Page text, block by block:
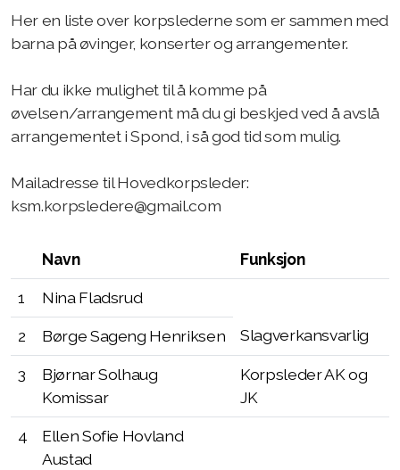
Her en liste over korpslederne som er sammen med
barna på øvinger, konserter og arrangementer.
Har du ikke mulighet til å komme på
øvelsen/arrangement må du gi beskjed ved å avslå
arrangementet i Spond, i så god tid som mulig.
Mailadresse til Hovedkorpsleder:
ksm.korpsledere@gmail.com
Navn Funksjon
1 Nina Fladsrud
2 Børge Sageng Henriksen Slagverkansvarlig
3
Bjørnar Solhaug
Komissar
Korpsleder AK og
JK
4
Ellen Sofie Hovland
Austad
Repertoar og noter
Instrumentinformasjon
Loppemarked
Medaljer og stjerner
Dirigenter og instruktører
Korpsledere
Innmeldingsskjema